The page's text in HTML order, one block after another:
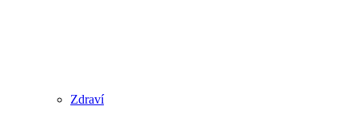
Zdraví